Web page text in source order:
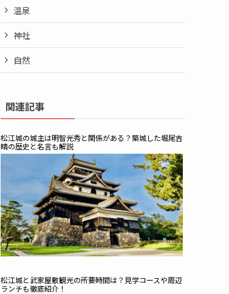
温泉
神社
自然
関連記事
松江城の城主は明智光秀と関係がある？築城した堀尾吉
晴の歴史と名言も解説
松江城と武家屋敷観光の所要時間は？見学コースや周辺
ランチも徹底紹介！